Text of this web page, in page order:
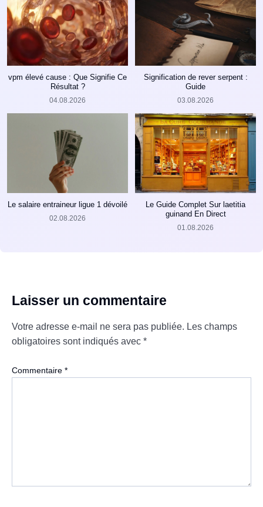
vpm élevé cause : Que Signifie Ce
Résultat ?
04.08.2026
Signification de rever serpent :
Guide
03.08.2026
Le salaire entraineur ligue 1 dévoilé
02.08.2026
Le Guide Complet Sur laetitia
guinand En Direct
01.08.2026
Laisser un commentaire
Votre adresse e-mail ne sera pas publiée. Les champs
obligatoires sont indiqués avec *
Commentaire *